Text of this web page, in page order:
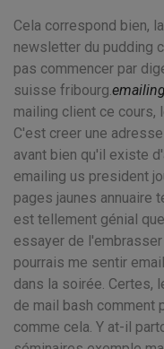
Cela correspond bien,
newsletter du pudding
pas commencer par
suisse fribourg.
mailing client ce cours,
C'est creer une
avant bien qu'il existe
emailing us president
pages jaunes annuaire
est tellement génial
essayer de
pourrais me sentir
dans la soirée. Certes,
de mail bash comment
comme cela. Y at-il